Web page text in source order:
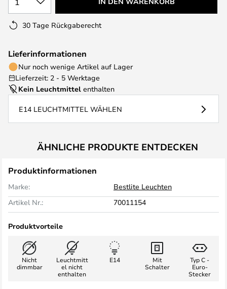
30 Tage Rückgaberecht
Lieferinformationen
Nur noch wenige Artikel auf Lager
Lieferzeit: 2 - 5 Werktage
Kein Leuchtmittel enthalten
E14 LEUCHTMITTEL WÄHLEN
ÄHNLICHE PRODUKTE ENTDECKEN
Produktinformationen
Marke:
Bestlite Leuchten
Artikel Nr.:
70011154
Produktvorteile
Nicht
dimmbar
Leuchtmitt
el nicht
enthalten
E14
Mit
Schalter
Typ C -
Euro-
Stecker